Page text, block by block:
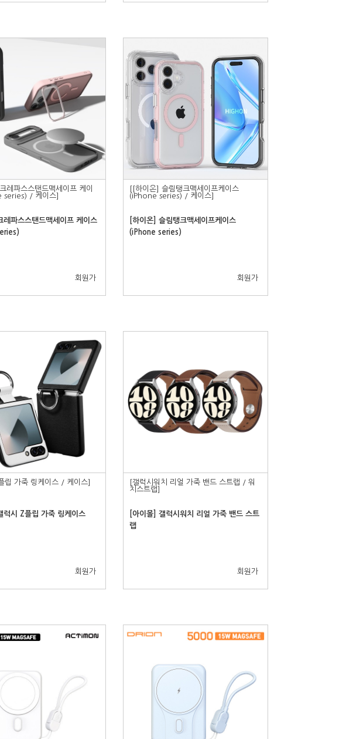
레파스스탠드맥세이프 케이
series) / 케이스]
레파스스탠드맥세이프 케이스
회원가
[[하이온] 슬림탱크맥세이프케이스
(iPhone series) / 케이스]
[하이온] 슬림탱크맥세이프케이스
(iPhone series)
회원가
립 가죽 링케이스 / 케이스]
럭시 Z플립 가죽 링케이스
회원가
[갤럭시워치 리얼 가죽 밴드 스트랩 / 워
치스트랩]
[아이몰] 갤럭시워치 리얼 가죽 밴드 스트
랩
회원가